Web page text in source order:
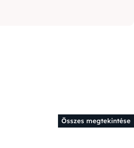
Összes megtekintése